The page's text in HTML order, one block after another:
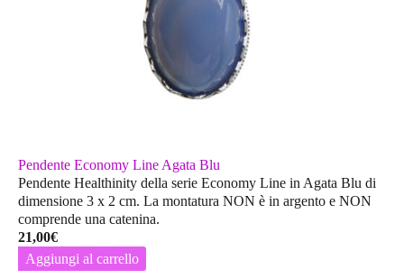
Pendente Economy Line Agata Blu
Pendente Healthinity della serie Economy Line in Agata Blu di
dimensione 3 x 2 cm. La montatura NON è in argento e NON
comprende una catenina.
21,00€
Aggiungi al carrello